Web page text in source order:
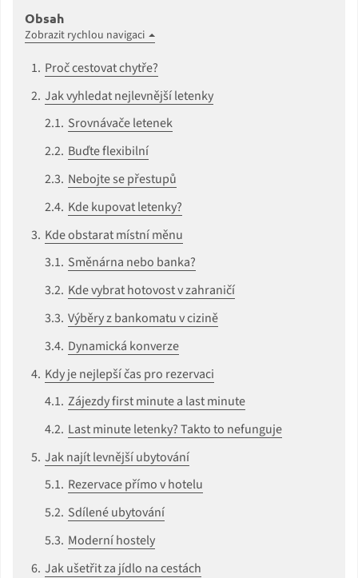
Obsah
Zobrazit rychlou navigaci
Proč cestovat chytře?
Jak vyhledat nejlevnější letenky
Srovnávače letenek
Buďte flexibilní
Nebojte se přestupů
Kde kupovat letenky?
Kde obstarat místní měnu
Směnárna nebo banka?
Kde vybrat hotovost v zahraničí
Výběry z bankomatu v cizině
Dynamická konverze
Kdy je nejlepší čas pro rezervaci
Zájezdy first minute a last minute
Last minute letenky? Takto to nefunguje
Jak najít levnější ubytování
Rezervace přímo v hotelu
Sdílené ubytování
Moderní hostely
Jak ušetřit za jídlo na cestách